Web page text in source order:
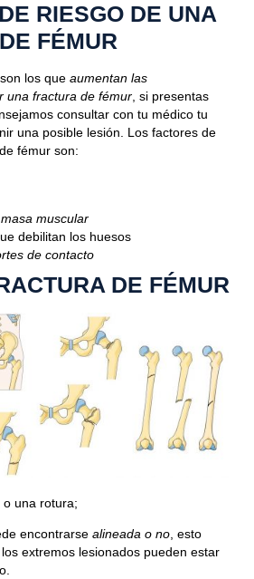
RIESGO DE UNA
FÉMUR
los queaumentan las
una fractura de fémur, si presentas
consultar con tu médico tu
una posible lesión. Los factores de
fémur son:
muscular
debilitan los huesos
de contacto
DE FÉMUR
una rotura;
encontrarse alineada o no , esto
extremos lesionados pueden estar